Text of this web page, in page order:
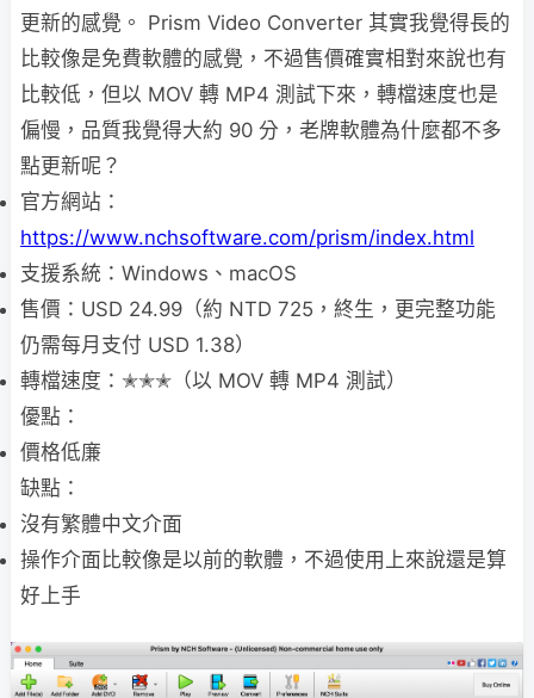
更新的感覺。 Prism Video Converter 其實我覺得長的
比較像是免費軟體的感覺，不過售價確實相對來說也有
比較低，但以 MOV 轉 MP4 測試下來，轉檔速度也是
偏慢，品質我覺得大約 90 分，老牌軟體為什麼都不多
點更新呢？
官方網站：
https://www.nchsoftware.com/prism/index.html
支援系統：Windows、macOS
售價：USD 24.99（約 NTD 725，終生，更完整功能
仍需每月支付 USD 1.38）
轉檔速度：✭✭✭（以 MOV 轉 MP4 測試）
優點：
價格低廉
缺點：
沒有繁體中文介面
操作介面比較像是以前的軟體，不過使用上來說還是算
好上手